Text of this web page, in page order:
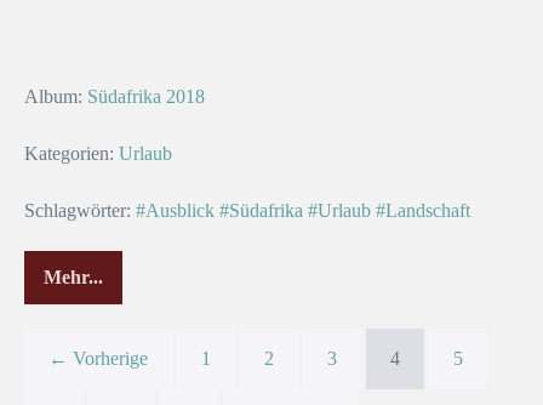
Album: Südafrika 2018
Kategorien: Urlaub
Schlagwörter: #Ausblick #Südafrika #Urlaub #Landschaft
Mehr...
← Vorherige 1 2 3 4 5